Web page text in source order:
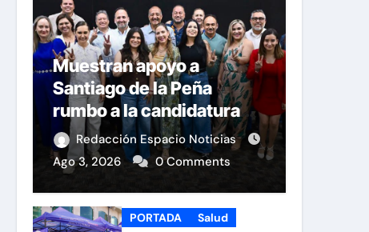
Muestran apoyo a
Santiago de la Peña
rumbo a la candidatura
del PAN a la Presidencia
Municipal
Redacción Espacio Noticias
Ago 3, 2026
0 Comments
PORTADA Salud